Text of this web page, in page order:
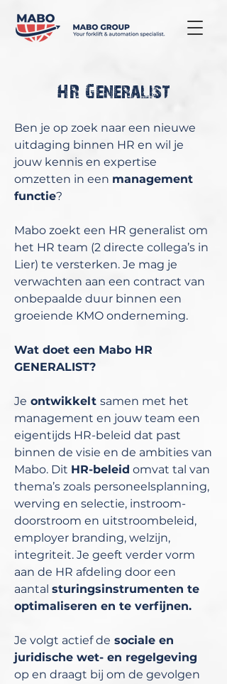
HR Generalist
Ben je op zoek naar een nieuwe
uitdaging binnen HR en wil je
jouw kennis en expertise
omzetten in een management
functie?
Mabo zoekt een HR generalist om
het HR team (2 directe collega’s in
Lier) te versterken. Je mag je
verwachten aan een contract van
onbepaalde duur binnen een
groeiende KMO onderneming.
Wat doet een Mabo HR
GENERALIST?
Je ontwikkelt samen met het
management en jouw team een
eigentijds HR-beleid dat past
binnen de visie en de ambities van
Mabo. Dit HR-beleid omvat tal van
thema’s zoals personeelsplanning,
werving en selectie, instroom-
doorstroom en uitstroombeleid,
employer branding, welzijn,
integriteit. Je geeft verder vorm
aan de HR afdeling door een
aantal sturingsinstrumenten te
optimaliseren en te verfijnen.
Je volgt actief de sociale en
juridische wet- en regelgeving
op en draagt bij om de gevolgen